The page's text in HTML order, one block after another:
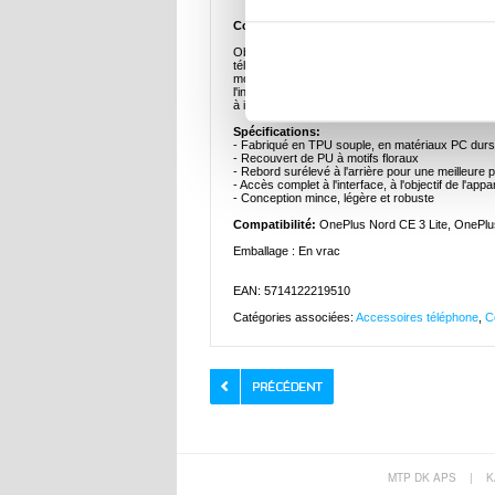
Coque hybride Quatre saisons pour OnePlus
Obtenez la protection et le style ultimes pour
téléphone présente un magnifique design floral
motifs. Le rebord surélevé à l'arrière offre une
l'interface, à l'objectif de l'appareil photo, à la
à installer et à retirer, offrant une protection
Spécifications:
- Fabriqué en TPU souple, en matériaux PC
- Recouvert de PU à motifs floraux
- Rebord surélevé à l'arrière pour une meilleure
- Accès complet à l'interface, à l'objectif de
- Conception mince, légère et robuste
Compatibilité: OnePlus Nord CE 3 Lite,
Emballage : En vrac
EAN: 5714122219510
Catégories associées: Accessoires téléphone
MTP DK APS |